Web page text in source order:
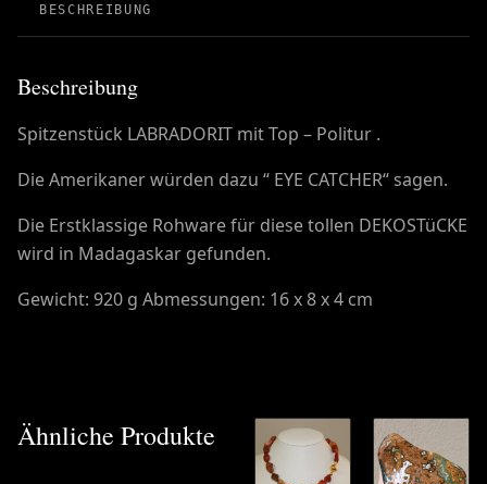
BESCHREIBUNG
Beschreibung
Spitzenstück LABRADORIT mit Top – Politur .
Die Amerikaner würden dazu “ EYE CATCHER“ sagen.
Die Erstklassige Rohware für diese tollen DEKOSTüCKE
wird in Madagaskar gefunden.
Gewicht: 920 g Abmessungen: 16 x 8 x 4 cm
Ähnliche Produkte